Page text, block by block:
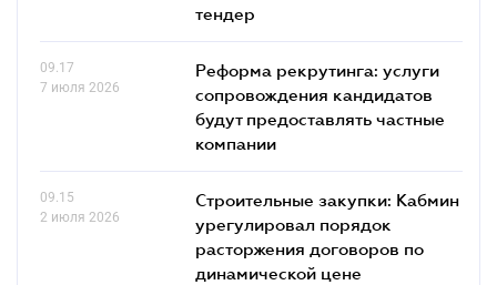
тендер
09.17
7 июля 2026
Реформа рекрутинга: услуги
сопровождения кандидатов
будут предоставлять частные
компании
09.15
2 июля 2026
Строительные закупки: Кабмин
урегулировал порядок
расторжения договоров по
динамической цене